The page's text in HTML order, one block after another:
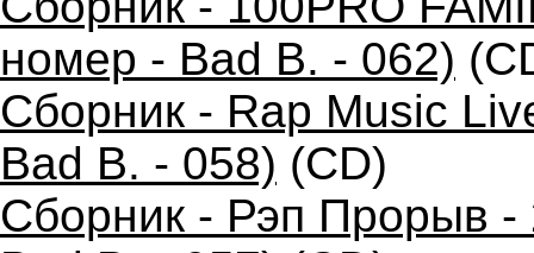
номер - Bad B. - 062)
Сборник - Rap Music
Bad B. - 058) (CD)
Сборник - Рэп Прорыв